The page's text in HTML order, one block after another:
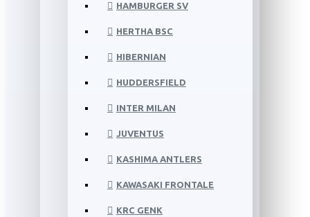
HAMBURGER SV
HERTHA BSC
HIBERNIAN
HUDDERSFIELD
INTER MILAN
JUVENTUS
KASHIMA ANTLERS
KAWASAKI FRONTALE
KRC GENK